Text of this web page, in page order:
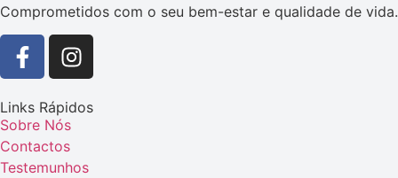
Comprometidos com o seu bem-estar e qualidade de vida.
Links Rápidos
Sobre Nós
Contactos
Testemunhos